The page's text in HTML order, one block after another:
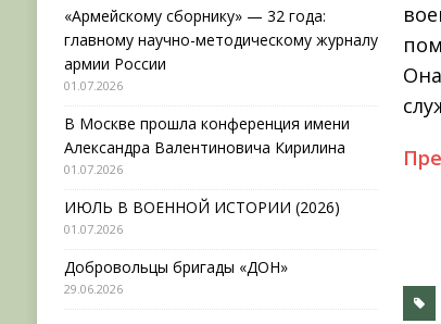
«Армейскому сборнику» — 32 года:
главному научно-методическому журналу
армии России
01.07.2026
В Москве прошла конференция имени
Александра Валентиновича Кирилина
01.07.2026
ИЮЛЬ В ВОЕННОЙ ИСТОРИИ (2026)
01.07.2026
Добровольцы бригады «ДОН»
29.06.2026